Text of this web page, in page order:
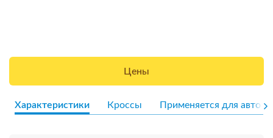
Цены
Характеристики Кроссы Применяется для авто